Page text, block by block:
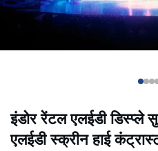
इंडोर रेंटल एलईडी डिस्प्ले
एलईडी स्क्रीन हाई